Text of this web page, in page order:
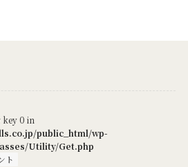
0 in
public_html/wp-
Utility/Get.php
ト